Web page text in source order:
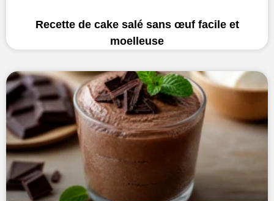
Recette de cake salé sans œuf facile et
moelleuse